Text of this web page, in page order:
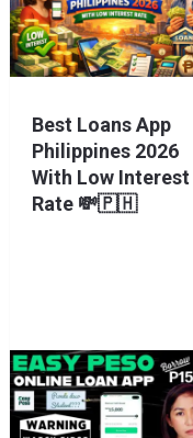
Best Loans App
Philippines 2026
With Low Interest
Rate 💸🇵🇭